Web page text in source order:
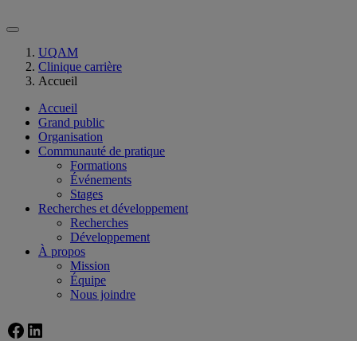
UQAM
Clinique carrière
Accueil
Accueil
Grand public
Organisation
Communauté de pratique
Formations
Événements
Stages
Recherches et développement
Recherches
Développement
À propos
Mission
Équipe
Nous joindre
Facebook
LinkedIn